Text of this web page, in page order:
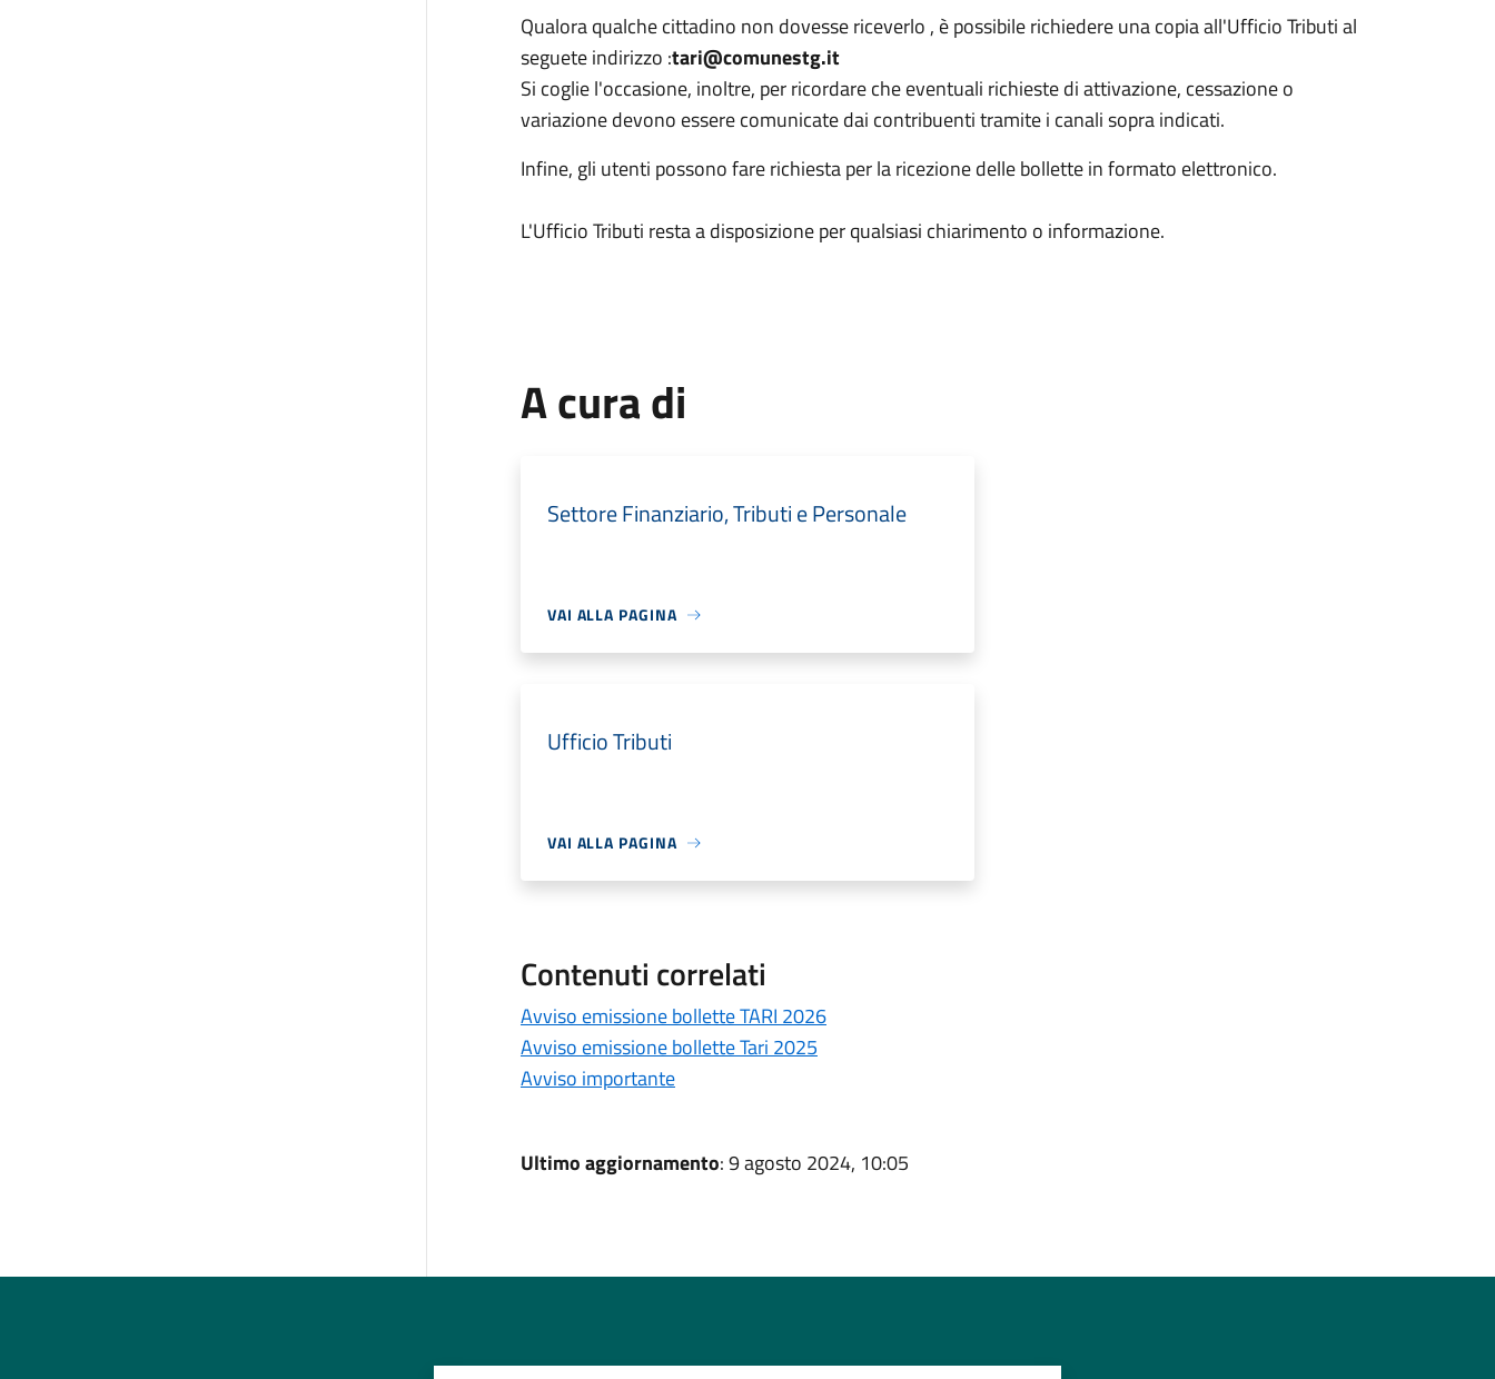
Qualora qualche cittadino non dovesse riceverlo , è possibile richiedere una copia all'Ufficio Tributi al
seguete indirizzo :tari@comunestg.it
Si coglie l'occasione, inoltre, per ricordare che eventuali richieste di attivazione, cessazione o
variazione devono essere comunicate dai contribuenti tramite i canali sopra indicati.
Infine, gli utenti possono fare richiesta per la ricezione delle bollette in formato elettronico.
L'Ufficio Tributi resta a disposizione per qualsiasi chiarimento o informazione.
A cura di
Settore Finanziario, Tributi e Personale
VAI ALLA PAGINA
Ufficio Tributi
VAI ALLA PAGINA
Contenuti correlati
Avviso emissione bollette TARI 2026
Avviso emissione bollette Tari 2025
Avviso importante
Ultimo aggiornamento: 9 agosto 2024, 10:05